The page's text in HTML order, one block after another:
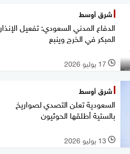
شرق أوسط
الدفاع المدني السعودي: تفعيل الإنذار
المبكر في الخرج وينبع
l 17 يوليو 2026
شرق أوسط
السعودية تعلن التصدي لصواريخ
بالستية أطلقها الحوثيون
l 13 يوليو 2026